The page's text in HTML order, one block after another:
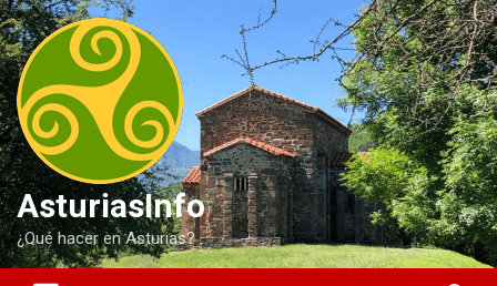
Saltar
al
contenido
AsturiasInfo
¿Qué hacer en Asturias?